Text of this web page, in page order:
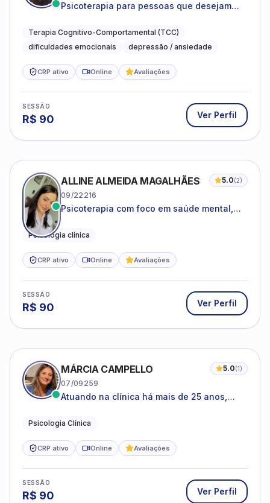
Psicoterapia para pessoas que desejam
dificuldades do dia a dia
Terapia Cognitivo-Comportamental (TCC)
dificuldades emocionais
depressão / ansiedade
CRP ativo Online Avaliações
SESSÃO
R$ 90 Ver Perfil
ALLINE ALMEIDA MAGALHÃES 5.0(2)
09/22216
Psicoterapia com foco em saúde mental,
adolescentes e adultos.
Psicologia clínica
CRP ativo Online Avaliações
SESSÃO
R$ 90 Ver Perfil
MÁRCIA CAMPELLO 5.0(1)
07/09259
Atuando na clínica há mais de 25 anos,
estruturas, com experiência em
Psicologia Clínica
CRP ativo Online Avaliações
SESSÃO
R$ 90 Ver Perfil